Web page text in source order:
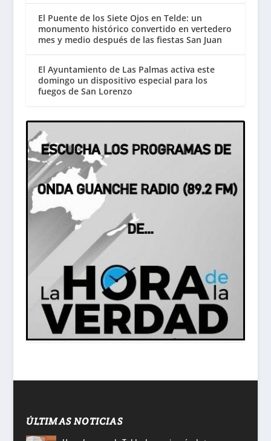
El Puente de los Siete Ojos en Telde: un
monumento histórico convertido en vertedero
mes y medio después de las fiestas San Juan
El Ayuntamiento de Las Palmas activa este
domingo un dispositivo especial para los
fuegos de San Lorenzo
ÚLTIMAS NOTICIAS